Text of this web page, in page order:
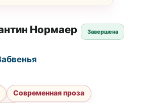
Нормаер Завершена
Современная проза